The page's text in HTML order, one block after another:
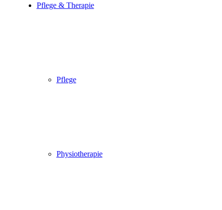
Pflege & Therapie
Pflege
Physiotherapie